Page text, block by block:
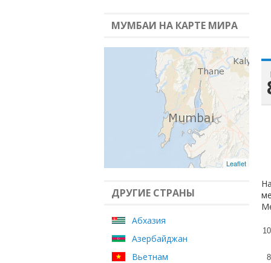
МУМБАИ НА КАРТЕ МИРА
Leaflet
ДРУГИЕ СТРАНЫ
Абхазия
Азербайджан
Вьетнам